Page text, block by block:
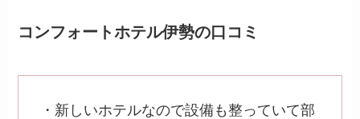
コンフォートホテル伊勢の口コミ
・新しいホテルなので設備も整っていて部